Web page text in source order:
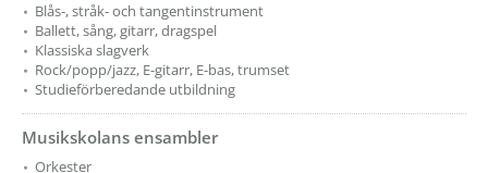
Blås-, stråk- och tangentinstrument
Ballett, sång, gitarr, dragspel
Klassiska slagverk
Rock/popp/jazz, E-gitarr, E-bas, trumset
Studieförberedande utbildning
Musikskolans ensambler
Orkester